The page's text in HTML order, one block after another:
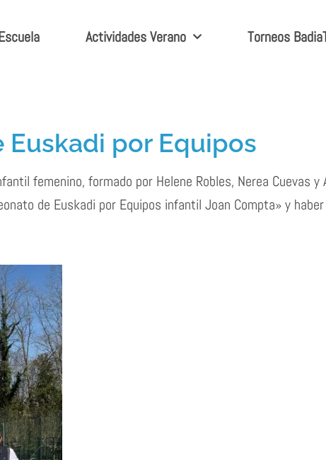
Actividades Verano Torneos
por Equipos
femenino, formado por Helene Robles, Nerea Cuevas y
de Euskadi por Equipos infantil Joan Compta» y